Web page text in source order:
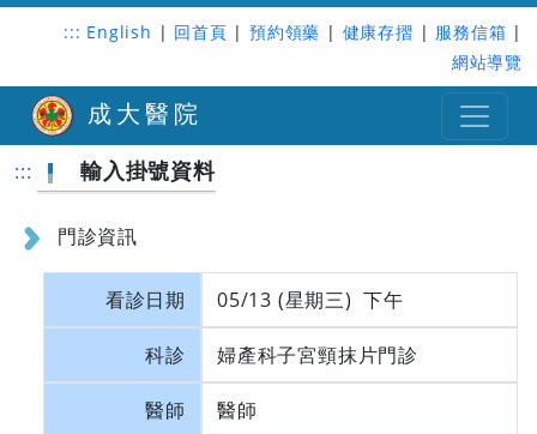
::: English | 回首頁 | 預約領藥 | 健康存摺 | 服務信箱 |
網站導覽
成大醫院
::: 輸入掛號資料
門診資訊
看診日期 05/13 (星期三) 下午
科診 婦產科子宮頸抹片門診
醫師 醫師